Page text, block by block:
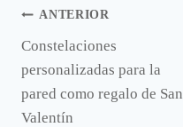
Navegación
de
entradas
ANTERIOR
Constelaciones
personalizadas para la
pared como regalo de San
Valentín